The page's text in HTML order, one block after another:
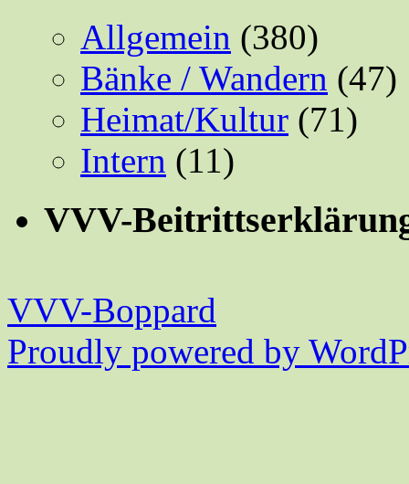
Allgemein (380)
Bänke / Wandern (47)
Heimat/Kultur (71)
Intern (11)
VVV-
VVV-Boppard
Proudly powered by